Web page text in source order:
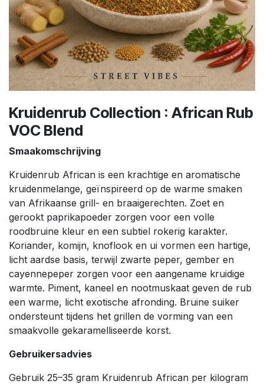
Kruidenrub Collection : African Rub
VOC Blend
Smaakomschrijving
Kruidenrub African is een krachtige en aromatische
kruidenmelange, geïnspireerd op de warme smaken
van Afrikaanse grill- en braaigerechten. Zoet en
gerookt paprikapoeder zorgen voor een volle
roodbruine kleur en een subtiel rokerig karakter.
Koriander, komijn, knoflook en ui vormen een hartige,
licht aardse basis, terwijl zwarte peper, gember en
cayennepeper zorgen voor een aangename kruidige
warmte. Piment, kaneel en nootmuskaat geven de rub
een warme, licht exotische afronding. Bruine suiker
ondersteunt tijdens het grillen de vorming van een
smaakvolle gekaramelliseerde korst.
Gebruikersadvies
Gebruik 25–35 gram Kruidenrub African per kilogram